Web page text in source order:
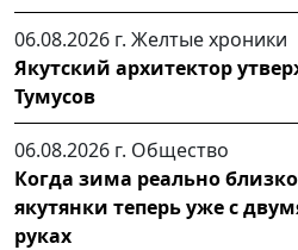
06.08.2026 г. Желтые хроники
Якутский архитектор
Тумусов
06.08.2026 г. Общество
Когда зима реально
якутянки теперь уже с
руках